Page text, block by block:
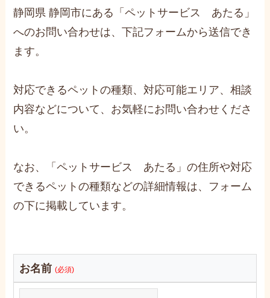
静岡県 静岡市にある「ペットサービス あたる」
へのお問い合わせは、下記フォームから送信でき
ます。
対応できるペットの種類、対応可能エリア、相談
内容などについて、お気軽にお問い合わせくださ
い。
なお、「ペットサービス あたる」の住所や対応
できるペットの種類などの詳細情報は、フォーム
の下に掲載しています。
お名前 (必須)